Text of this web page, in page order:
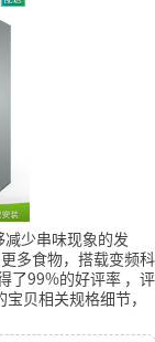
少串味现象的发
多食物，搭载变频科
了99%的好评率 ，评
贝相关规格细节，